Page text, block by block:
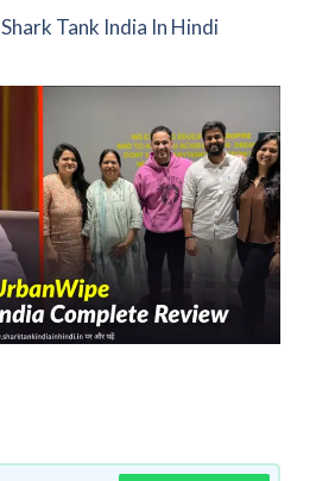
Shark Tank India In Hindi